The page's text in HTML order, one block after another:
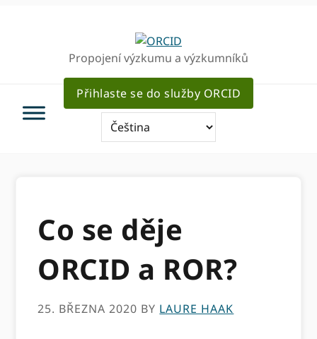
Propojení výzkumu a výzkumníků
Přihlaste se do služby ORCID
Co se děje
ORCID a ROR?
25. BŘEZNA 2020 BY LAURE HAAK